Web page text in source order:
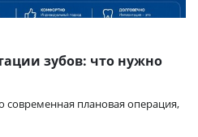
зубов: что нужно
современная плановая операция,